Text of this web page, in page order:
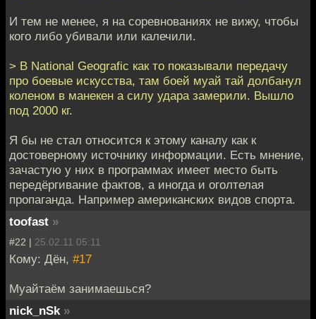
И тем не менее, я на соревнованиях не вижу, чтобы
кого либо убивали или калечили.
> В National Geografic как то показывали передачу
про боевые искусства, там боей муай тай долбанул
коленом в манекен а силу удара замерили. Вышло
под 2000 кг.
Я бы не стал относится к этому каналу как к
достоверному источнику информации. Есть мнение,
зачастую у них в программах имеет место быть
передёргивание фактов, а иногда и оголтелая
пропаганда. Например американских видов спорта.
toofast »
#22 | 25.02.11 05:11
Кому: Дён, #17
Муайтаём занимаешься?
nick_nSk »